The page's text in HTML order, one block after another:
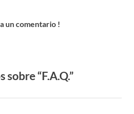
un comentario !
sobre “F.A.Q.”